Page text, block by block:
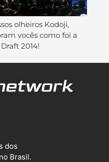
olheiros Kodoji,
vocês como foi a
2014!
dos
Brasil.